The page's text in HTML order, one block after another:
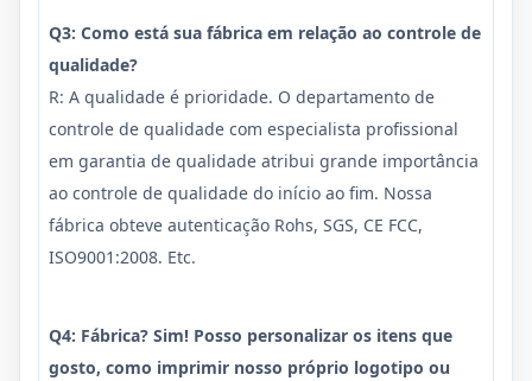
Q3: Como está sua fábrica em relação ao controle de
qualidade?
R: A qualidade é prioridade. O departamento de
controle de qualidade com especialista profissional
em garantia de qualidade atribui grande importância
ao controle de qualidade do início ao fim. Nossa
fábrica obteve autenticação Rohs, SGS, CE FCC,
ISO9001:2008. Etc.
Q4: Fábrica? Sim! Posso personalizar os itens que
gosto, como imprimir nosso próprio logotipo ou